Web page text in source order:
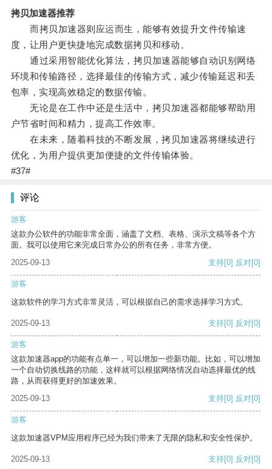
拷贝加速器推荐
而拷贝加速器则应运而生，能够有效提升文件传输速
度，让用户更快捷地完成数据拷贝和移动。
通过采用智能优化算法，拷贝加速器能够自动识别网络
环境和传输路径，选择最佳的传输方式，减少传输延迟和丢
包率，实现高效稳定的数据传输。
无论是在工作中还是生活中，拷贝加速器都能够帮助用
户节省时间和精力，提高工作效率。
在未来，随着科技的不断发展，拷贝加速器将继续进行
优化，为用户提供更加便捷的文件传输体验。
#37#
评论
游客
这款办公软件的功能非常全面，涵盖了文档、表格、演示文稿等各个方
面。我可以使用它来完成日常办公的所有任务，非常方便。
2025-09-13
支持[0] 反对[0]
游客
这款软件的学习方式非常灵活，可以根据自己的需求选择学习方式。
2025-09-13 支持[0] 反对[0]
游客
这款加速器app的功能有点单一，可以增加一些新功能。比如，可以增加
一个自动切换线路的功能，这样就可以根据网络情况自动选择最优的线
路，从而获得更好的加速效果。
2025-09-13
支持[0] 反对[0]
游客
这款加速器VPM应用程序已经为我们带来了无限的隐私和安全性保护。
2025-09-13 支持[0] 反对[0]